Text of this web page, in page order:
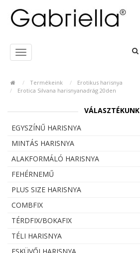
Termékeink
Erotikus harisnya
Erotica Silvana harisnyanadrág 20den
VÁLASZTÉKUNK
EGYSZÍNŰ HARISNYA
MINTÁS HARISNYA
ALAKFORMÁLÓ HARISNYA
FEHÉRNEMŰ
PLUS SIZE HARISNYA
COMBFIX
TÉRDFIX/BOKAFIX
TÉLI HARISNYA